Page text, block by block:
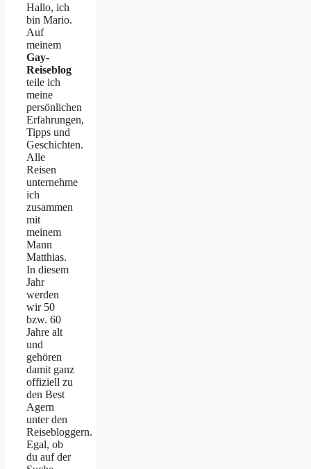
Hallo, ich
bin Mario.
Auf
meinem
Gay-
Reiseblog
teile ich
meine
persönlichen
Erfahrungen,
Tipps und
Geschichten.
Alle
Reisen
unternehme
ich
zusammen
mit
meinem
Mann
Matthias.
In diesem
Jahr
werden
wir 50
bzw. 60
Jahre alt
und
gehören
damit ganz
offiziell zu
den Best
Agern
unter den
Reisebloggern.
Egal, ob
du auf der